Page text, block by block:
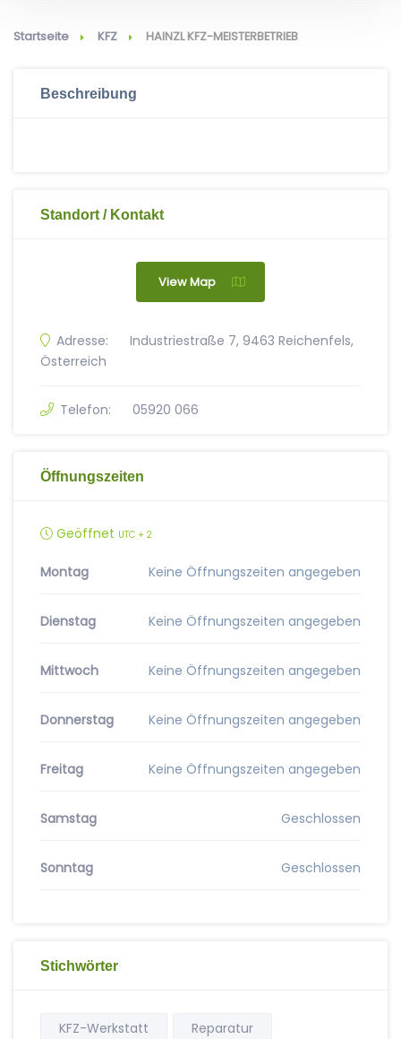
Startseite KFZ HAINZL KFZ-MEISTERBETRIEB
Beschreibung
Standort / Kontakt
View Map
Adresse:
Industriestraße 7, 9463 Reichenfels,
Österreich
Telefon: 05920 066
Öffnungszeiten
Geöffnet UTC + 2
Montag Keine Öffnungszeiten angegeben
Dienstag Keine Öffnungszeiten angegeben
Mittwoch Keine Öffnungszeiten angegeben
Donnerstag Keine Öffnungszeiten angegeben
Freitag Keine Öffnungszeiten angegeben
Samstag Geschlossen
Sonntag Geschlossen
Stichwörter
KFZ-Werkstatt
Reparatur